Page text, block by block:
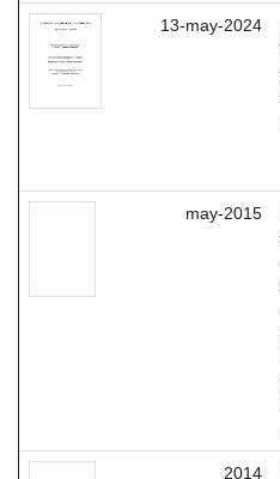
13-may-2024
may-2015
2014